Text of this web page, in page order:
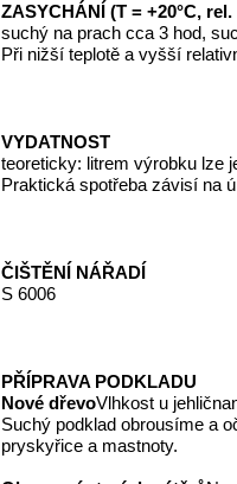
ZASYCHÁNÍ (T = +20°C,
suchý na prach cca 3 hod,
Při nižší teplotě a vyšší
VYDATNOST
teoreticky: litrem výrobku lze
Praktická spotřeba závisí na
ČIŠTĚNÍ NÁŘADÍ
S 6006
PŘÍPRAVA PODKLADU
Nové dřevoVlhkost u
Suchý podklad obrousíme a
pryskyřice a mastnoty.